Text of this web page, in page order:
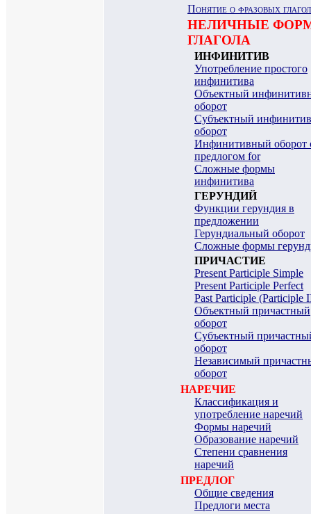
Понятие о фразовых
НЕЛИЧНЫЕ
ГЛАГОЛА
ИНФИНИТИВ
Употребление простого
инфинитива
Объектный
оборот
Субъектный
оборот
Инфинитивный оборот
предлогом for
Сложные формы
инфинитива
ГЕРУНДИЙ
Функции герундия в
предложении
Герундиальный оборот
Сложные формы
ПРИЧАСТИЕ
Present Participle Simple
Present Participle Perfect
Past Participle (Participle
Объектный причастный
оборот
Субъектный
оборот
Независимый
оборот
НАРЕЧИЕ
Классификация и
употребление наречий
Формы наречий
Образование наречий
Степени сравнения
наречий
ПРЕДЛОГ
Общие сведения
Предлоги места